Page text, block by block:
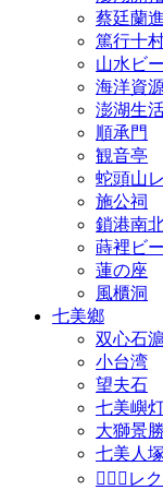
蔡廷蘭
篤行十
山水ビ
海洋資
澎湖生
順承門
観音亭
蛇頭山
施公祠
鎖港南
蒔裡ビ
蓮の座
風櫃洞
七美鄉
双心石滬
小台湾
望夫石
七美嶼
大獅景
七美人塚
𩵺鯉湾